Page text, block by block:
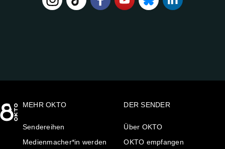
MEHR OKTO
Sendereihen
Medienmacher*in werden
DER SENDER
Über OKTO
OKTO empfangen